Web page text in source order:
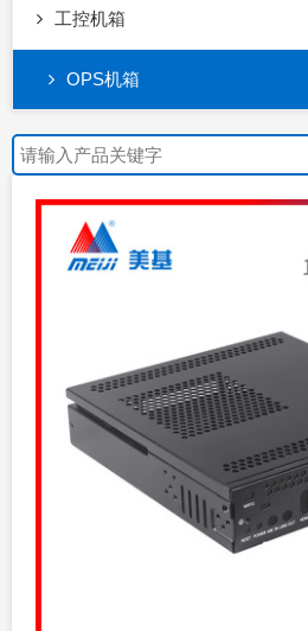
工控机箱
OPS机箱